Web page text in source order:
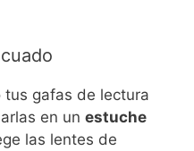
tus gafas de lectura
en un estuche
las lentes de